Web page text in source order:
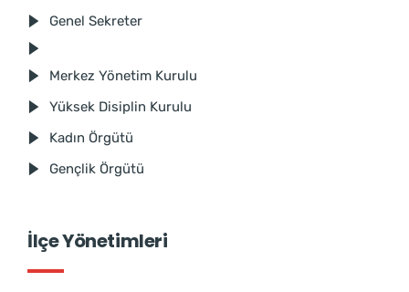
Genel Sekreter
Merkez Yönetim Kurulu
Yüksek Disiplin Kurulu
Kadın Örgütü
Gençlik Örgütü
İlçe Yönetimleri